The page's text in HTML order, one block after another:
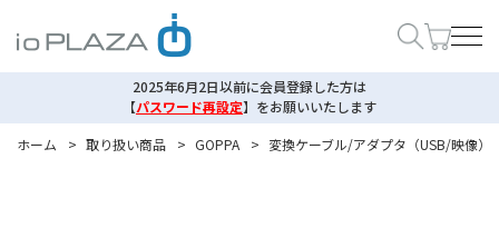
2025年6月2日以前に会員登録した方は
【パスワード再設定】 をお願いいたします
ホーム
> 取り扱い商品 > GOPPA > 変換ケーブル/アダプタ（USB/映像）